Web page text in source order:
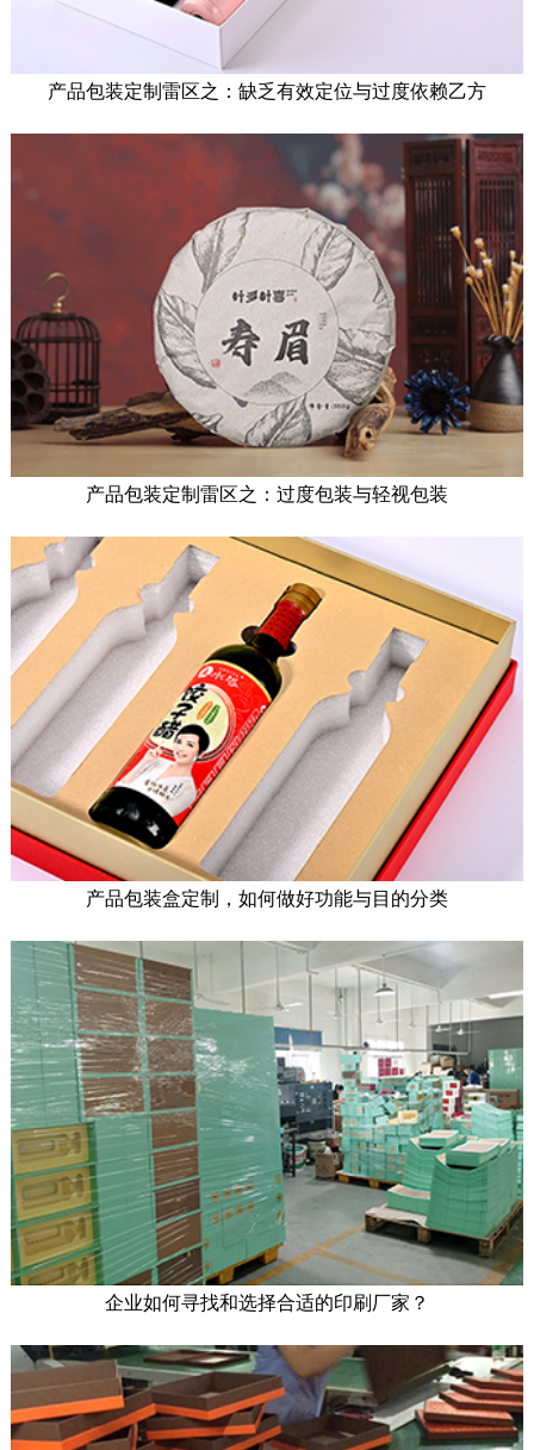
产品包装定制雷区之：缺乏有效定位与过度依赖乙方
产品包装定制雷区之：过度包装与轻视包装
产品包装盒定制，如何做好功能与目的分类
企业如何寻找和选择合适的印刷厂家？